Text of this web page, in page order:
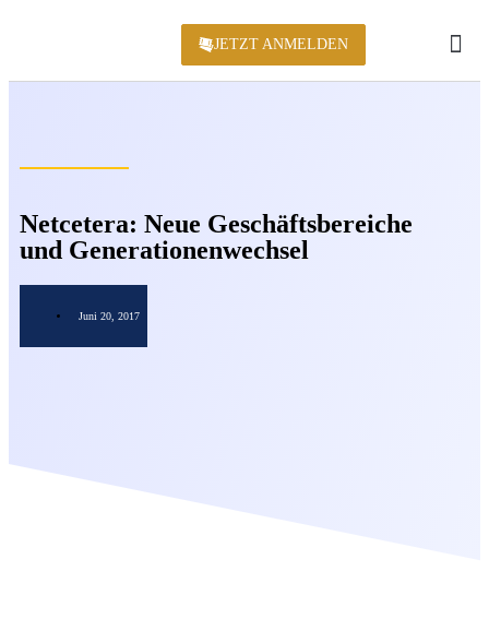
JETZT ANMELDEN
Netcetera: Neue Geschäftsbereiche
und Generationenwechsel
Juni 20, 2017